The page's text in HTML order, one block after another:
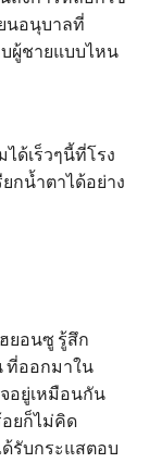
นอนุบาลที่
ผู้ชายแบบไหน
ด้เร็วๆนี้ที่โรง
กน้ำตาได้อย่าง
ยอนซู รู้สึก
ที่ออกมาใน
อยู่เหมือนกัน
ยก็ไม่คิด
รับกระแสตอบ